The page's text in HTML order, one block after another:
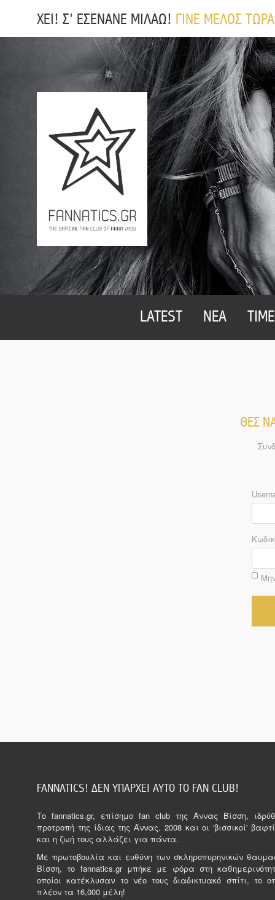
ΧΕΙ! Σ' ΕΣΕΝΑΝΕ ΜΙΛΑΩ! ΓΙΝΕ ΜΕΛΟΣ
LATEST ΝΕΑ
ΘΕΣ
FANNATICS! ΔΕΝ ΥΠΑΡΧΕΙ ΑΥΤΟ ΤΟ FAN CLUB!
Tο fannatics.gr, επίσημο fan club της Άννας Βίσση,
προτροπή της ίδιας της Άννας. 2008 και οι 'βισσικοί'
και η ζωή τους αλλάζει για πάντα.
Με πρωτοβουλία και ευθύνη των σκληροπυρηνικών
Βίσση, το fannatics.gr μπήκε με φόρα στη
οποίοι κατέκλυσαν το νέο τους διαδικτυακό σπίτι, το
πλέον τα 16,000 μέλη!